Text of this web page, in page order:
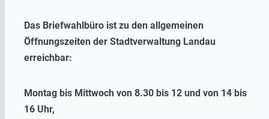
Das Briefwahlbüro ist zu den allgemeinen
Öffnungszeiten der Stadtverwaltung Landau
erreichbar:
Montag bis Mittwoch von 8.30 bis 12 und von 14 bis
16 Uhr,